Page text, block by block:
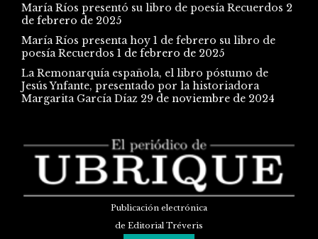
María Ríos presentó su libro de poesía Recuerdos 2
de febrero de 2025
María Ríos presenta hoy 1 de febrero su libro de
poesía Recuerdos 1 de febrero de 2025
La Remonarquía española, el libro póstumo de
Jesús Ynfante, presentado por la historiadora
Margarita García Díaz 29 de noviembre de 2024
Publicación electrónica
de Editorial Tréveris